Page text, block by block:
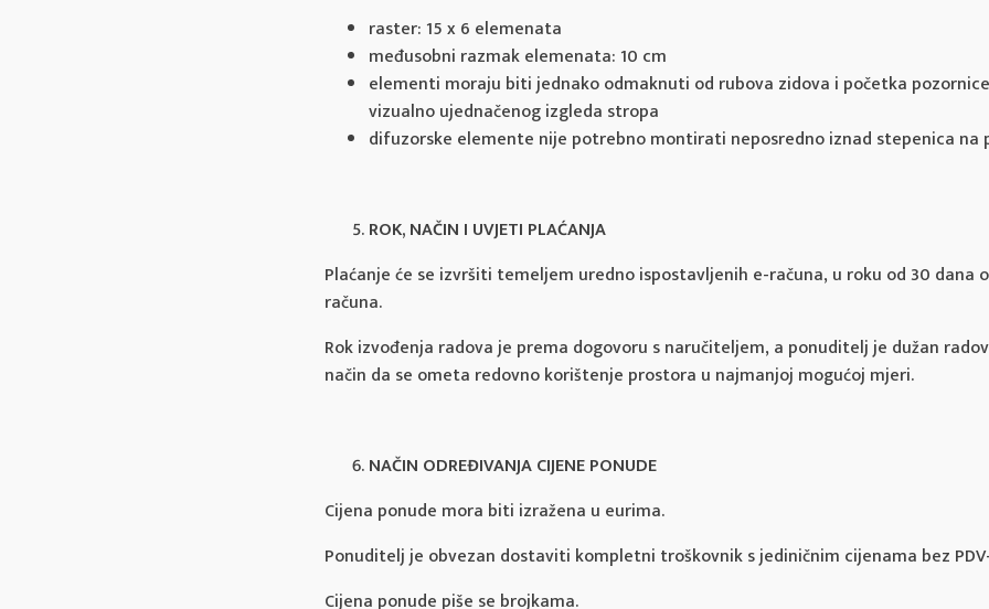
raster: 15 x 6 elemenata
međusobni razmak elemenata: 10 cm
elementi moraju biti jednako odmaknuti od rubova zidova i početka
vizualno ujednačenog izgleda stropa
difuzorske elemente nije potrebno montirati neposredno iznad stepenica na
ROK, NAČIN I UVJETI PLAĆANJA
Plaćanje će se izvršiti temeljem uredno ispostavljenih e-računa, u roku od 30 dana
računa.
Rok izvođenja radova je prema dogovoru s naručiteljem, a ponuditelj je dužan
način da se ometa redovno korištenje prostora u najmanjoj mogućoj mjeri.
NAČIN ODREĐIVANJA CIJENE PONUDE
Cijena ponude mora biti izražena u eurima.
Ponuditelj je obvezan dostaviti kompletni troškovnik s jediničnim cijenama bez
Cijena ponude piše se brojkama.